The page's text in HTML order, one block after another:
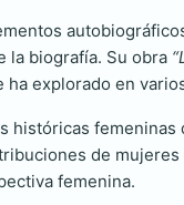
la biografía. Su obra
explorado en
de
femenina.